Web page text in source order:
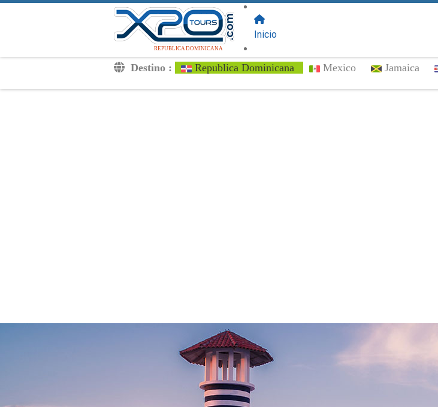
Destino : Republica Dominicana Mexico Jamaica
REPUBLICA DOMINICANA
Inicio